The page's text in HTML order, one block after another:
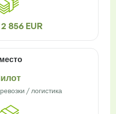
856 EUR
/ логистика